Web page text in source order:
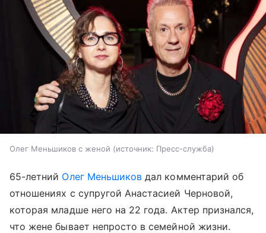
Олег Меньшиков с женой источник: Пресс-служба
65-летний Олег Меньшиков дал комментарий об
отношениях с супругой Анастасией Черновой,
которая младше него на 22 года. Актер признался,
что жене бывает непросто в семейной жизни.